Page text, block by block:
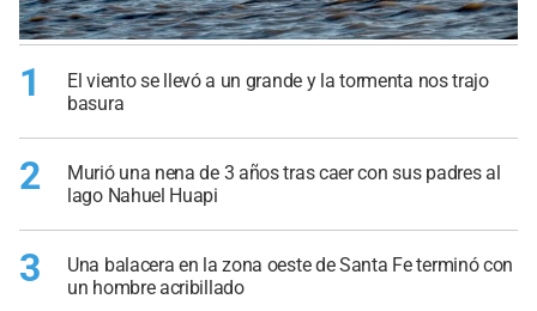
1
El viento se llevó a un grande y la tormenta nos trajo
basura
2
Murió una nena de 3 años tras caer con sus padres al
lago Nahuel Huapi
3
Una balacera en la zona oeste de Santa Fe terminó con
un hombre acribillado